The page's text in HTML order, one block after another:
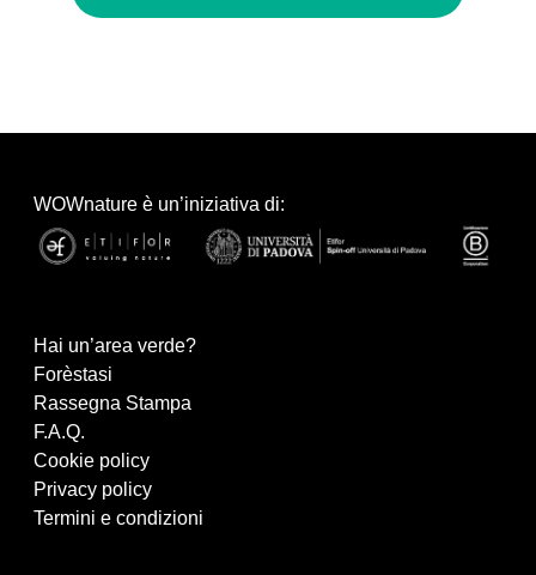
WOWnature è un’iniziativa di:
Hai un’area verde?
Forèstasi
Rassegna Stampa
F.A.Q.
Cookie policy
Privacy policy
Termini e condizioni